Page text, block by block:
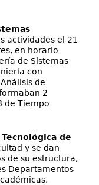
actividades el 21
en horario
de Sistemas
con
de
2
de Tiempo
de
y se dan
de su estructura,
Departamentos